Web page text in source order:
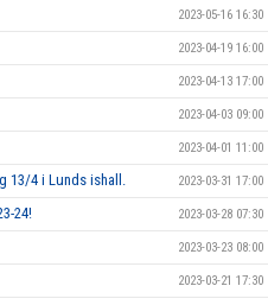
2023-05-16 16:30
2023-04-19 16:00
2023-04-13 17:00
2023-04-03 09:00
2023-04-01 11:00
13/4 i Lunds ishall. 2023-03-31 17:00
24! 2023-03-28 07:30
2023-03-23 08:00
2023-03-21 17:30